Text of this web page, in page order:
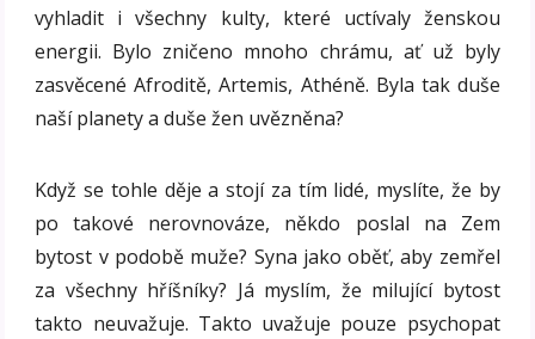
vyhladit i všechny kulty, které uctívaly ženskou
energii. Bylo zničeno mnoho chrámu, ať už byly
zasvěcené Afroditě, Artemis, Athéně. Byla tak duše
naší planety a duše žen uvězněna?
Když se tohle děje a stojí za tím lidé, myslíte, že by
po takové nerovnováze, někdo poslal na Zem
bytost v podobě muže? Syna jako oběť, aby zemřel
za všechny hříšníky? Já myslím, že milující bytost
takto neuvažuje. Takto uvažuje pouze psychopat